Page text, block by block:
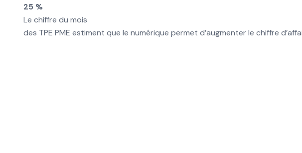
25 %
Le chiffre du mois
des TPE PME estiment que le numérique permet d’augmenter le chiffre